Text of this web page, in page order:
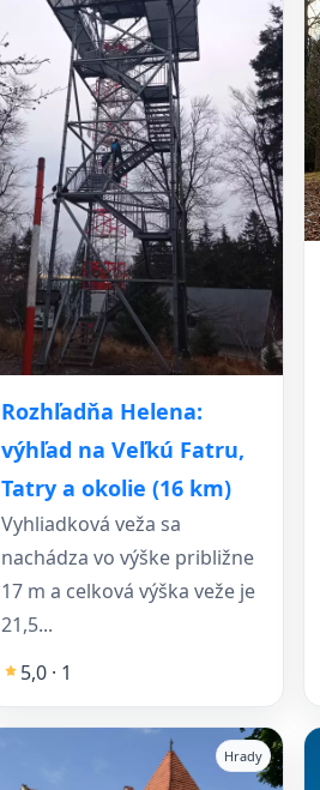
Rozhľadňa Helena:
výhľad na Veľkú Fatru,
Tatry a okolie (16 km)
Vyhliadková veža sa
nachádza vo výške približne
17 m a celková výška veže je
21,5...
5,0 · 1
Hrady